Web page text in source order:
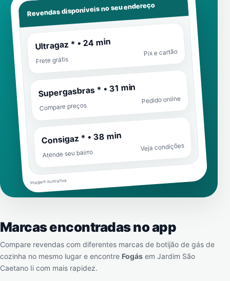
Revendas disponíveis no seu endereço
Ultragaz * • 24 min
Frete grátis
Pix e cartão
Supergasbras * • 31 min
Compare preços
Pedido online
Consigaz * • 38 min
Atende seu bairro
Veja condições
Imagem ilustrativa
Marcas encontradas no app
Compare revendas com diferentes marcas de botijão de gás de
cozinha no mesmo lugar e encontre Fogás em Jardim São
Caetano Ii com mais rapidez.